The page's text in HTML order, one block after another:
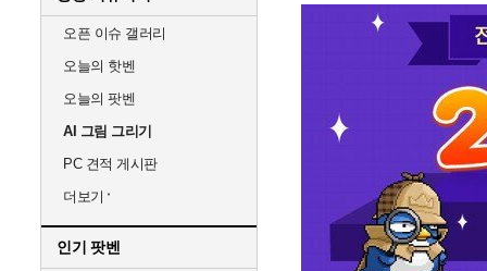
오픈 이슈 갤러리
오늘의 핫벤
오늘의 팟벤
AI 그림 그리기
PC 견적 게시판
더보기
인기 팟벤